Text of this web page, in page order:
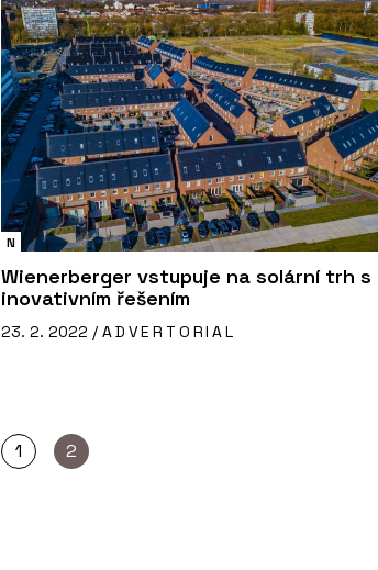
N
Wienerberger vstupuje na solární trh s
inovativním řešením
23. 2. 2022 / ADVERTORIAL
1 2